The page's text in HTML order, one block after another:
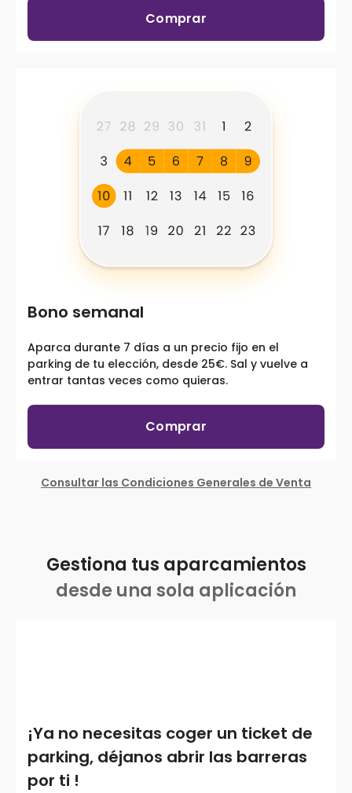
Comprar
Bono semanal
Aparca durante 7 días a un precio fijo en el
parking de tu elección, desde 25€. Sal y vuelve a
entrar tantas veces como quieras.
Comprar
Consultar las Condiciones Generales de Venta
Gestiona tus aparcamientos
desde una sola aplicación
¡Ya no necesitas coger un ticket de
parking, déjanos abrir las barreras
por ti !